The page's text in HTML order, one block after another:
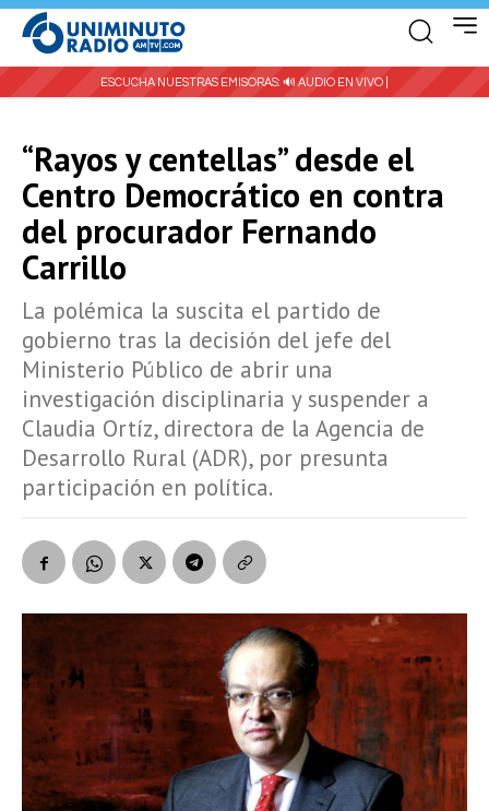
ESCUCHA NUESTRAS EMISORAS: 🔊 AUDIO EN VIVO |
“Rayos y centellas” desde el
Centro Democrático en contra
del procurador Fernando
Carrillo
La polémica la suscita el partido de
gobierno tras la decisión del jefe del
Ministerio Público de abrir una
investigación disciplinaria y suspender a
Claudia Ortíz, directora de la Agencia de
Desarrollo Rural (ADR), por presunta
participación en política.